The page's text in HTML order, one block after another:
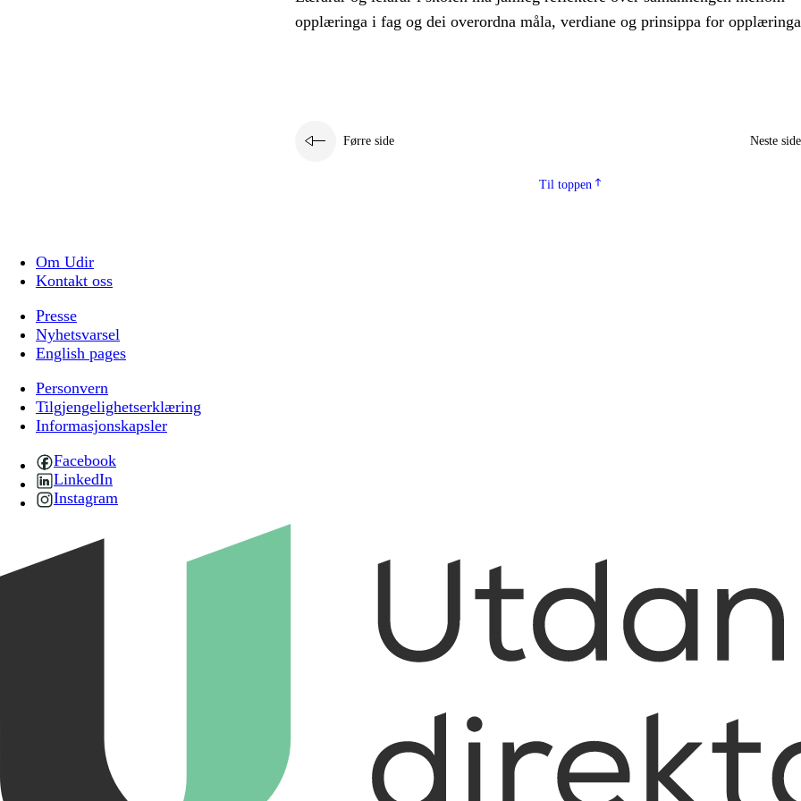
opplæringa i fag og dei overordna måla, verdiane og prinsippa for
Førre side Neste side
Til toppen
Om Udir
Kontakt oss
Presse
Nyhetsvarsel
English pages
Personvern
Tilgjengelighetserklæring
Informasjonskapsler
Facebook
LinkedIn
Instagram